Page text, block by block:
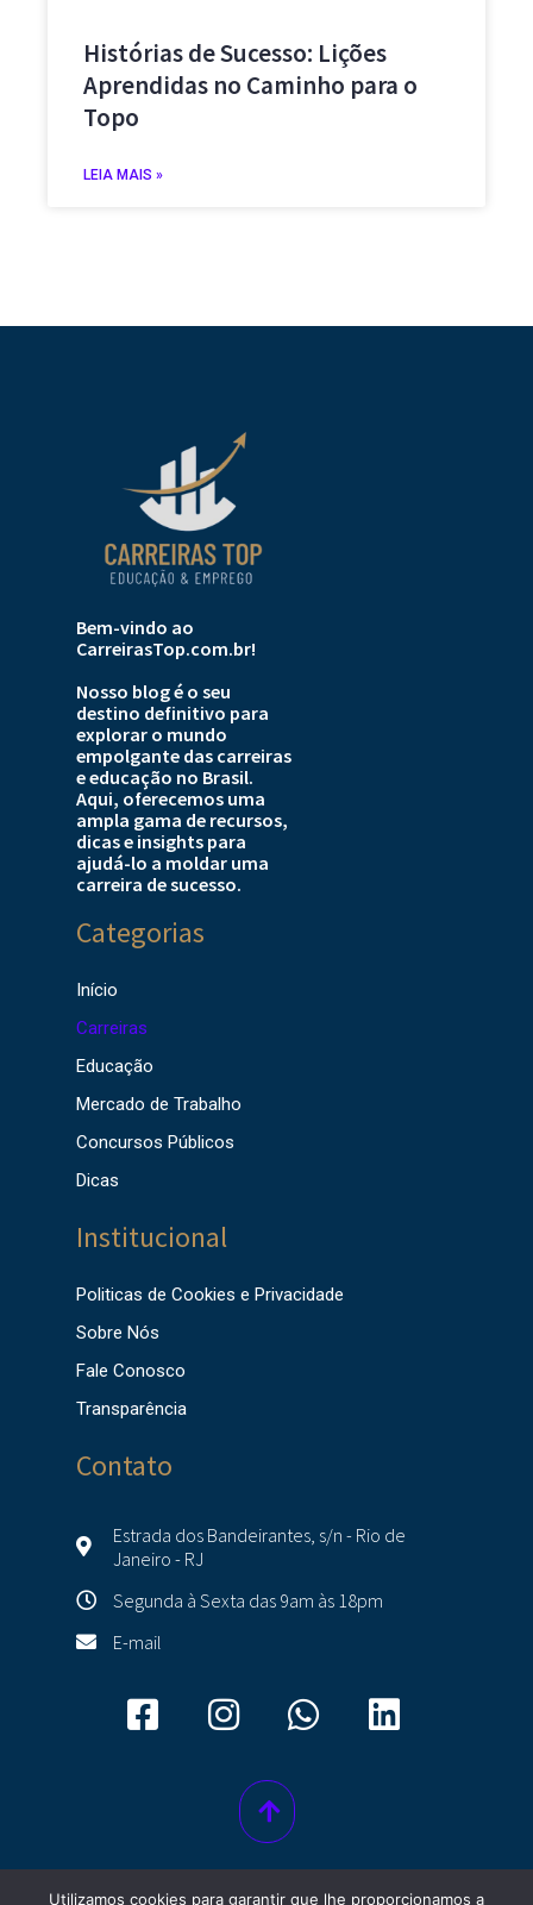
Histórias de Sucesso: Lições
Aprendidas no Caminho para o
Topo
LEIA MAIS »
Bem-vindo ao
CarreirasTop.com.br!
Nosso blog é o seu
destino definitivo para
explorar o mundo
empolgante das carreiras
e educação no Brasil.
Aqui, oferecemos uma
ampla gama de recursos,
dicas e insights para
ajudá-lo a moldar uma
carreira de sucesso.
Categorias
Início
Carreiras
Educação
Mercado de Trabalho
Concursos Públicos
Dicas
Institucional
Politicas de Cookies e Privacidade
Sobre Nós
Fale Conosco
Transparência
Contato
Estrada dos Bandeirantes, s/n - Rio de
Janeiro - RJ
Segunda à Sexta das 9am às 18pm
E-mail
Utilizamos cookies para garantir que lhe proporcionamos a